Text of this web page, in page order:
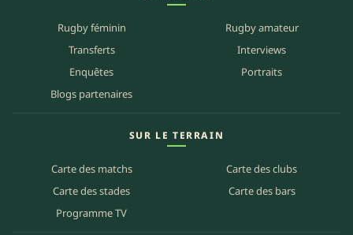
Rugby féminin
Rugby amateur
Transferts
Interviews
Enquêtes
Portraits
Blogs partenaires
SUR LE TERRAIN
Carte des matchs
Carte des clubs
Carte des stades
Carte des bars
Programme TV